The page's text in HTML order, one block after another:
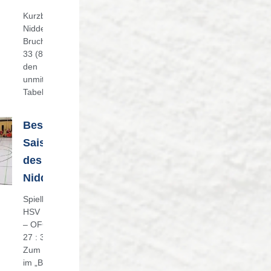
Kurzbericht HSV
Nidderau – SG
Bruchköbel II 19 :
33 (8:13) Gegen
den
unmittelbaren
Tabellennachbarn
Bestes
Saisonspiel
des HSV
Nidderau!
Spielbericht.
HSV Nidderau
– OFC Kickers
27 : 30 (11:17)
Zum Heimspiel
im „Bertha-